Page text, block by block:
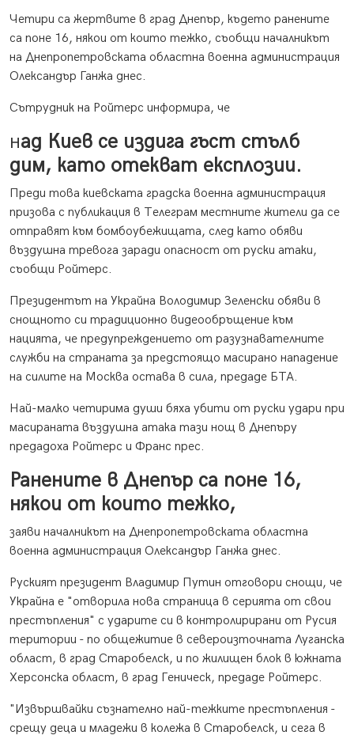
Четири са жертвите в град Днепър, където ранените
са поне 16, някои от които тежко, съобщи началникът
на Днепропетровската областна военна администрация
Олександър Ганжа днес.
Сътрудник на Ройтерс информира, че
над Киев се издига гъст стълб
дим, като отекват експлозии.
Преди това киевската градска военна администрация
призова с публикация в Телеграм местните жители да се
отправят към бомбоубежищата, след като обяви
въздушна тревога заради опасност от руски атаки,
съобщи Ройтерс.
Президентът на Украйна Володимир Зеленски обяви в
снощното си традиционно видеообръщение към
нацията, че предупреждението от разузнавателните
служби на страната за предстоящо масирано нападение
на силите на Москва остава в сила, предаде БТА.
Най-малко четирима души бяха убити от руски удари при
масираната въздушна атака тази нощ в Днепъру
предадоха Ройтерс и Франс прес.
Ранените в Днепър са поне 16,
някои от които тежко,
заяви началникът на Днепропетровската областна
военна администрация Олександър Ганжа днес.
Руският президент Владимир Путин отговори снощи, че
Украйна е "отворила нова страница в серията от свои
престъпления" с ударите си в контролирирани от Русия
територии - по общежитие в североизточната Луганска
област, в град Старобелск, и по жилищен блок в южната
Херсонска област, в град Геническ, предаде Ройтерс.
"Извършвайки съзнателно най-тежките престъпления -
срещу деца и младежи в колежа в Старобелск, и сега в